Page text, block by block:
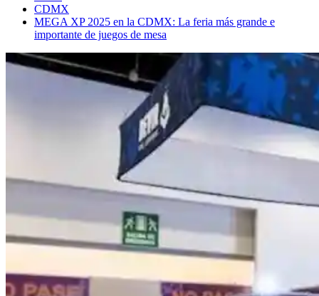
CDMX
MEGA XP 2025 en la CDMX: La feria más grande e
importante de juegos de mesa